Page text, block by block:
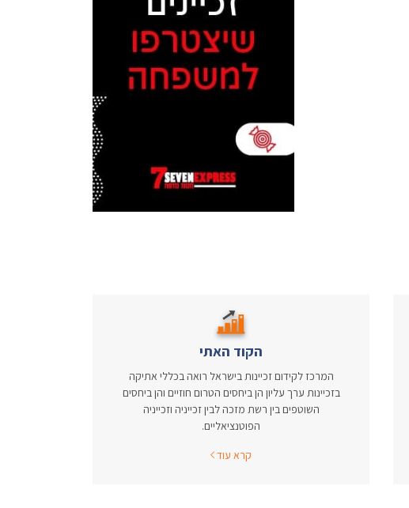
הקוד האתי
המרכז לקידום זכיינות בישראל רואה בכללי אתיקה
בזכיינות ערך עליון הן ביחסים הטרום חוזיים והן ביחסים
השוטפים בין רשת מזכה לבין זכייניה וזכייניה
הפוטנציאליים.
קרא עוד